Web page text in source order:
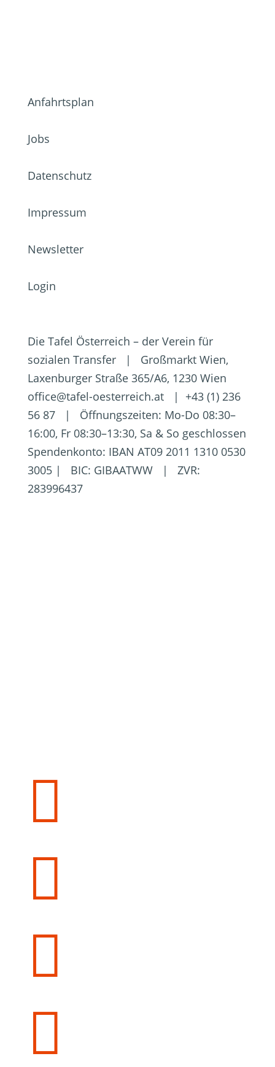
Anfahrtsplan
Jobs
Datenschutz
Impressum
Newsletter
Login
Die Tafel Österreich – der Verein für
sozialen Transfer | Großmarkt Wien,
Laxenburger Straße 365/A6, 1230 Wien
office@tafel-oesterreich.at | +43 (1) 236
56 87 | Öffnungszeiten: Mo-Do 08:30–
16:00, Fr 08:30–13:30, Sa & So geschlossen
Spendenkonto: IBAN AT09 2011 1310 0530
3005 | BIC: GIBAATWW | ZVR:
283996437



